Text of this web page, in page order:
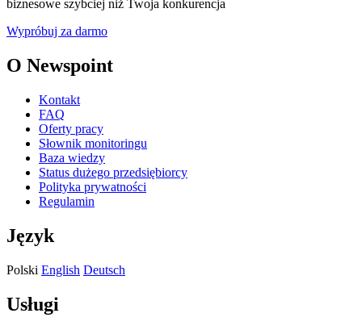
biznesowe szybciej niż Twoja konkurencja
Wypróbuj za darmo
O Newspoint
Kontakt
FAQ
Oferty pracy
Słownik monitoringu
Baza wiedzy
Status dużego przedsiębiorcy
Polityka prywatności
Regulamin
Język
Polski English Deutsch
Usługi